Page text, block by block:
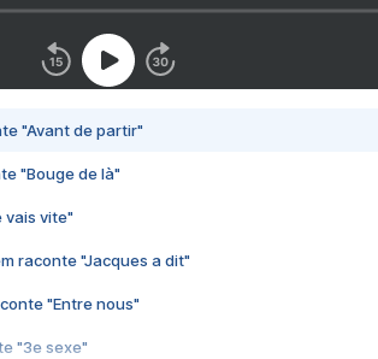
"Avant de partir"
"Bouge de là"
vais vite"
raconte "Jacques a dit"
"Entre nous"
"3e sexe"